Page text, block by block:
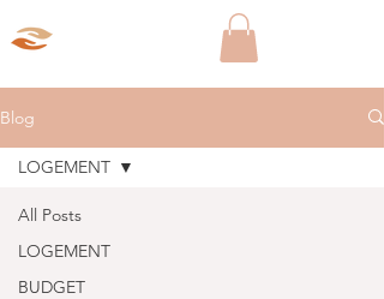
Blog
All Posts
LOGEMENT
BUDGET
LOGEMENT